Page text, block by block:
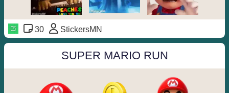
30 StickersMN
SUPER MARIO RUN